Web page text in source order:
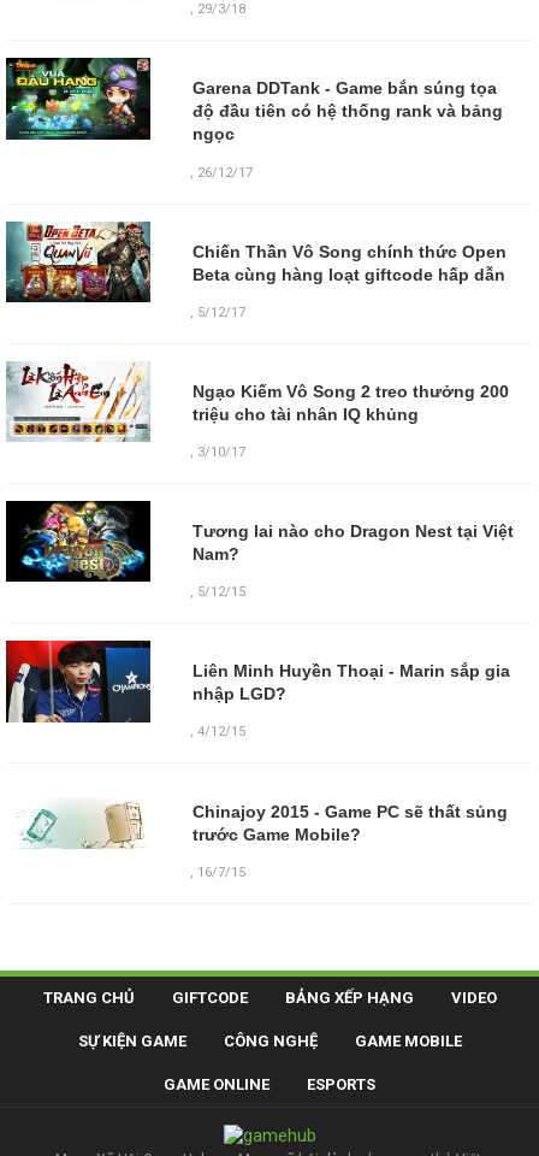
, 29/3/18
Garena DDTank - Game bắn súng tọa
độ đầu tiên có hệ thống rank và bảng
ngọc
26/12/17
Chiến Thần Vô Song chính thức Open
Beta cùng hàng loạt giftcode hấp dẫn
, 5/12/17
Ngạo Kiếm Vô Song 2 treo thưởng 200
triệu cho tài nhân IQ khủng
, 3/10/17
Tương lai nào cho Dragon Nest tại Việt
Nam?
, 5/12/15
Liên Minh Huyền Thoại - Marin sắp gia
nhập LGD?
,4/12/15
Chinajoy 2015 - Game PC sẽ thất sủng
trước Game Mobile?
, 16/7/15
TRANG CHỦ GIFTCODE BẢNG XẾP HẠNG VIDEO
SỰ KIỆN GAME CÔNG NGHỆ GAME MOBILE
GAME ONLINE ESPORTS